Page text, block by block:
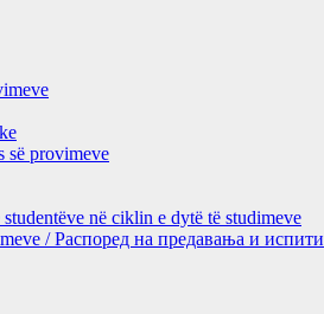
së provimeve
në ciklin e dytë të studimeve
/ Распоред на предавањa и испити